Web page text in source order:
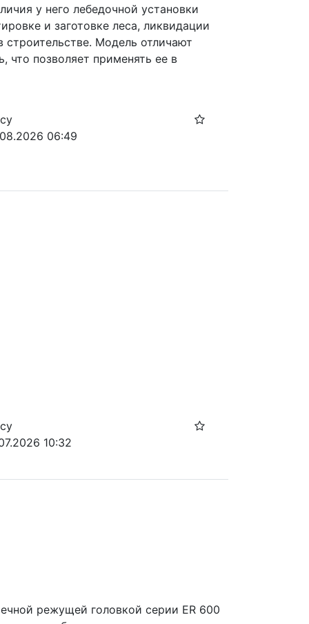
у него лебедочной установки
и заготовке леса, ликвидации
Модель отличают
что позволяет применять ее в
06:49
10:32
режущей головкой серии ER 600